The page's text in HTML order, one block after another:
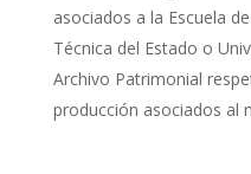
asociados a la Escuela
Técnica del Estado o
Archivo Patrimonial
producción asociados al